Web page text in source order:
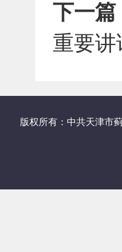
下一篇
重要讲
版权所有：中共天津市